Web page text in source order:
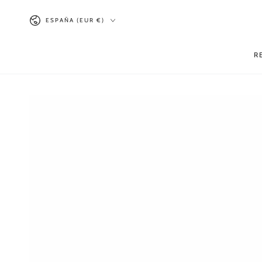
CONTENIDO
País/región
ESPAÑA (EUR €)